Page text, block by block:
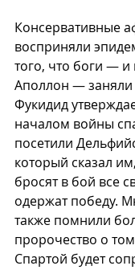
Консервативные
восприняли
того, что боги — и
Аполлон — заняли
Фукидид
началом войны
посетили
который сказал
бросят в бой все
одержат победу.
также помнили
пророчество о
Спартой будет